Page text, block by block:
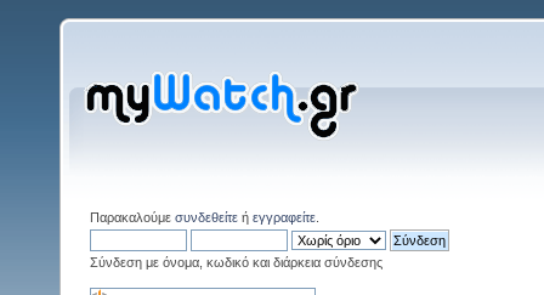
Παρακαλούμε συνδεθείτε ή εγγραφείτε
Σύνδεση με όνομα, κωδικό και διάρκεια σύνδεσης